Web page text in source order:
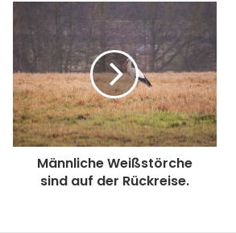
Männliche Weißstörche
sind auf der Rückreise.